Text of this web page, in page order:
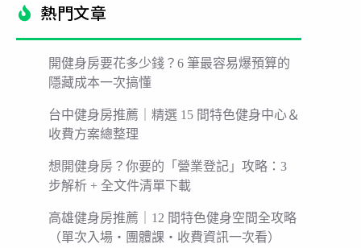
熱門文章​
開健身房要花多少錢？6 筆最容易爆預算的
隱藏成本一次搞懂
台中健身房推薦｜精選 15 間特色健身中心＆
收費方案總整理
想開健身房？你要的「營業登記」攻略：3
步解析 + 全文件清單下載
高雄健身房推薦｜12 間特色健身空間全攻略
（單次入場・團體課・收費資訊一次看）